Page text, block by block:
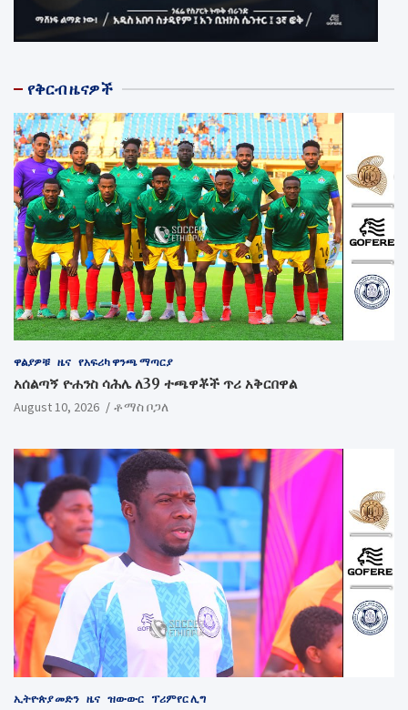
የቅርብ ዜናዎች
ዋልያዎቹ ዜና የአፍሪካ ዋንጫ ማጣርያ
አሰልጣኝ ዮሐንስ ሳሕሌ ለ39 ተጫዋቾች ጥሪ አቅርበዋል
August 10, 2026 ቶማስ ቦጋለ
ኢትዮጵያ መድን ዜና ዝውውር ፕሪምየር ሊግ